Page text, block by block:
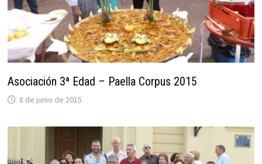
Asociación 3ª Edad – Paella Corpus 2015
8 de junio de 2015